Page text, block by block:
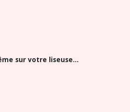
sur votre liseuse...